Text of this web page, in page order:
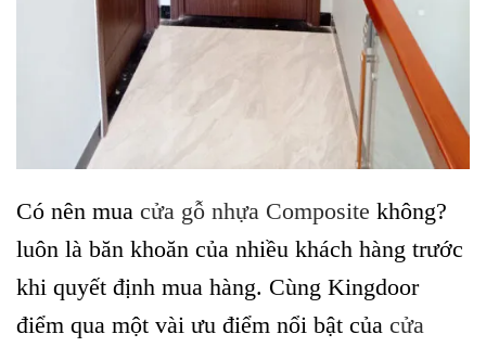
Có nên mua cửa gỗ nhựa Composite không?
luôn là băn khoăn của nhiều khách hàng trước
khi quyết định mua hàng. Cùng Kingdoor
điểm qua một vài ưu điểm nổi bật của cửa